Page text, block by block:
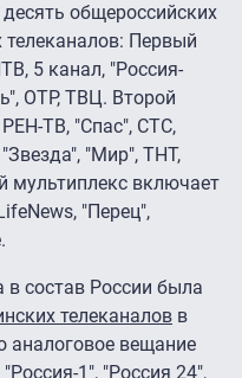
общероссийских
Первый
5 канал, "Россия-
ОТР, ТВЦ. Второй
РЕН-ТВ, "Спас", СТС,
"Мир", ТНТ,
мультиплекс включает
"Перец",
в состав России была
телеканалов в
аналоговое вещание
1″, "Россия 24″,